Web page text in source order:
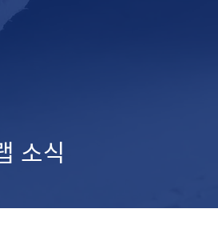
소식